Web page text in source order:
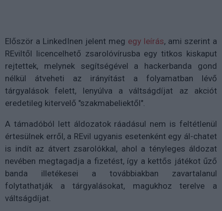
Először a LinkedInen jelent meg egy leírás, ami szerint a
REviltől licencelhető zsarolóvírusba egy titkos kiskaput
rejtettek, melynek segítségével a hackerbanda gond
nélkül átveheti az irányítást a folyamatban lévő
tárgyalások felett, lenyúlva a váltságdíjat az akciót
eredetileg kitervelő "szakmabeliektől".
A támadóból lett áldozatok ráadásul nem is feltétlenül
értesülnek erről, a REvil ugyanis esetenként egy ál-chatet
is indít az átvert zsarolókkal, ahol a tényleges áldozat
nevében megtagadja a fizetést, így a kettős játékot űző
banda illetékesei a továbbiakban zavartalanul
folytathatják a tárgyalásokat, magukhoz terelve a
váltságdíjat.